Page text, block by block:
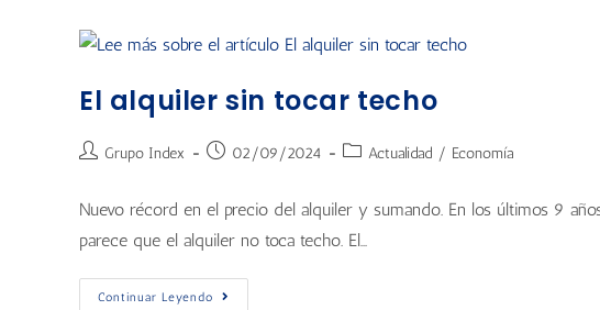
El alquiler sin tocar techo
Grupo Index 02/09/2024 Actualidad / Economía
Nuevo récord en el precio del alquiler y sumando. En los últimos 9
parece que el alquiler no toca techo. El…
Continuar Leyendo